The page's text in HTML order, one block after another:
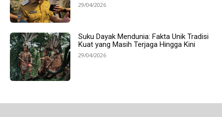
29/04/2026
Suku Dayak Mendunia: Fakta Unik Tradisi
Kuat yang Masih Terjaga Hingga Kini
29/04/2026